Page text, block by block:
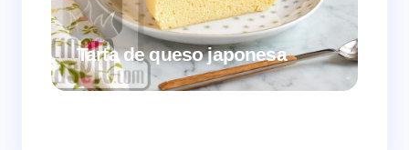
Tarta de queso japonesa